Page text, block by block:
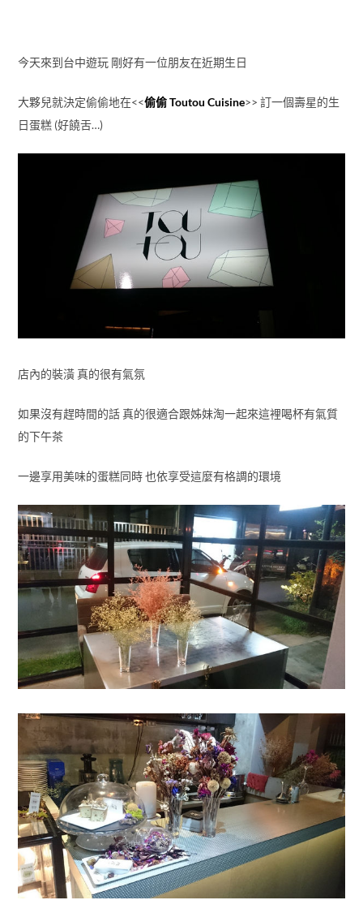
今天來到台中遊玩 剛好有一位朋友在近期生日
大夥兒就決定偷偷地在<<偷偷 Toutou Cuisine>> 訂一個壽星的生
日蛋糕 (好饒舌…)
店內的裝潢 真的很有氣氛
如果沒有趕時間的話 真的很適合跟姊妹淘一起來這裡喝杯有氣質
的下午茶
一邊享用美味的蛋糕同時 也依享受這麼有格調的環境